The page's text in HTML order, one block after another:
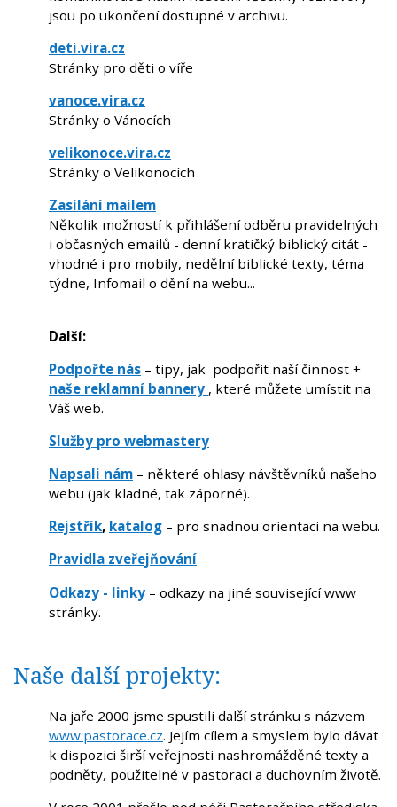
jsou po ukončení dostupné v archivu.
deti.vira.cz
Stránky pro děti o víře
vanoce.vira.cz
Stránky o Vánocích
velikonoce.vira.cz
Stránky o Velikonocích
Zasílání mailem
Několik možností k přihlášení odběru pravidelných
i občasných emailů - denní kratičký biblický citát -
vhodné i pro mobily, nedělní biblické texty, téma
týdne, Infomail o dění na webu...
Další:
Podpořte nás – tipy, jak podpořit naší činnost +
naše reklamní bannery , které můžete umístit na
Váš web.
Služby pro webmastery
Napsali nám – některé ohlasy návštěvníků našeho
webu (jak kladné, tak záporné).
Rejstřík, katalog – pro snadnou orientaci na webu.
Pravidla zveřejňování
Odkazy - linky – odkazy na jiné související www
stránky.
Naše další projekty:
Na jaře 2000 jsme spustili další stránku s názvem
www.pastorace.cz. Jejím cílem a smyslem bylo dávat
k dispozici širší veřejnosti nashromážděné texty a
podněty, použitelné v pastoraci a duchovním životě.